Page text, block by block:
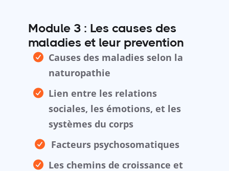
Module 3 : Les causes des
maladies et leur prevention
Causes des maladies selon la
naturopathie
Lien entre les relations
sociales, les émotions, et les
systèmes du corps
Facteurs psychosomatiques
Les chemins de croissance et